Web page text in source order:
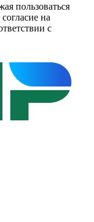
пользоваться
на
с